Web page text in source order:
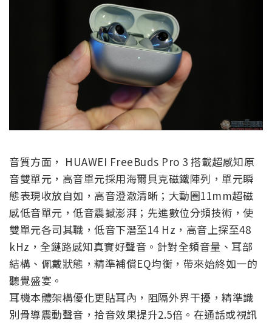
音質方面， HUAWEI FreeBuds Pro 3 搭載超感知原
音雙單元，高音單元採用海爾貝克磁鐵陣列，單元瞬
態表現收放自如，高音澄澈清晰；大動圈11mm超磁
感低音單元，低音震撼澎湃；先進數位分頻技術，使
雙單元各司其職，低音下潛至14 Hz，高音上探至48
kHz，全鏈路感知真實好聲音。針對全頻音量、耳部
結構、佩戴狀態，精準補償EQ均衡，帶來始終如一的
聽覺盛宴。
耳機本體架構優化更貼耳內，阻隔外界干擾，精準識
別骨導震動聲音，拾音效果提升2.5倍。在通話或視訊